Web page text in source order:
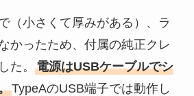
（小さくて厚みがある）、ラ
かったため、付属の純正クレ
た。 電源はUSBケーブルでシ
TypeAのUSB端子では動作し